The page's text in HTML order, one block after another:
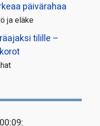
päivärahaa
ja eläke
tilille –